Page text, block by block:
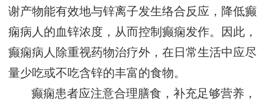
谢产物能有效地与锌离子发生络合反应，降低癫
痫病人的血锌浓度，从而控制癫痫发作。因此，
癫痫病人除重视药物治疗外，在日常生活中应尽
量少吃或不吃含锌的丰富的食物。
癫痫患者应注意合理膳食，补充足够营养，